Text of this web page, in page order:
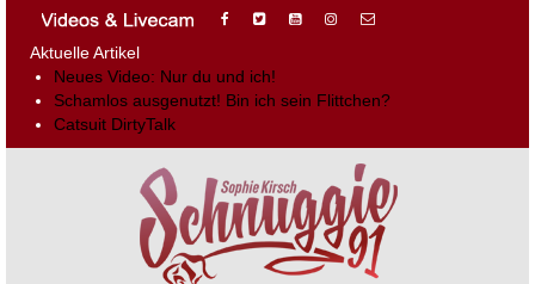
Aktuelle Artikel
Neues Video: Nur du und ich!
Schamlos ausgenutzt! Bin ich sein Flittchen?
Catsuit DirtyTalk